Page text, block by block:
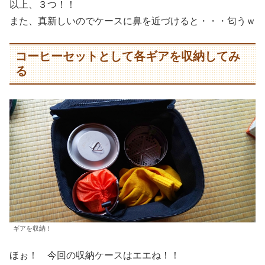
以上、３つ！！
また、真新しいのでケースに鼻を近づけると・・・匂うｗ
コーヒーセットとして各ギアを収納してみ
る
ギアを収納！
ほぉ！ 今回の収納ケースはエエね！！